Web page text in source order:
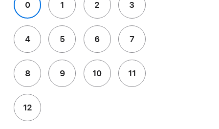
0 1 2 3
4 5 6 7
8 9 10 11
12